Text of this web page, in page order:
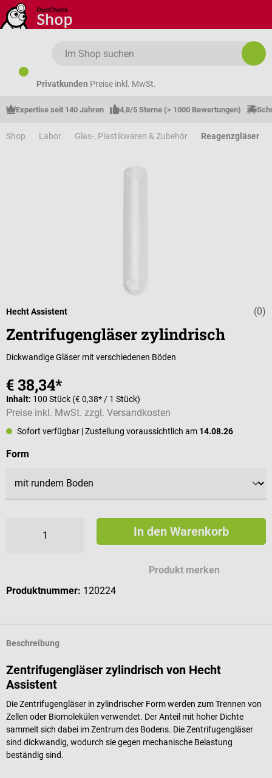
Zum Hauptinhalt springen
Privatkunden Preise inkl. MwSt.
Expertise seit 140 Jahren 4,8/5 Sterne (> 1000 Bewertungen)
Shop Labor Glas-, Plastikwaren & Zubehör Reagenzgläser
(0)
Hecht Assistent
Zentrifugengläser zylindrisch
Dickwandige Gläser mit verschiedenen Böden
€ 38,34*
Inhalt: 100 Stück (€ 0,38* / 1 Stück)
Preise inkl. MwSt. zzgl. Versandkosten
Sofort verfügbar | Zustellung voraussichtlich am 14.08.26
Form
In den Warenkorb
Produkt merken
Produktnummer: 120224
Beschreibung
Zentrifugengläser zylindrisch von Hecht
Assistent
Die Zentrifugengläser in zylindrischer Form werden zum Trennen von
Zellen oder Biomolekülen verwendet. Der Anteil mit hoher Dichte
sammelt sich dabei im Zentrum des Bodens. Die Zentrifugengläser
sind dickwandig, wodurch sie gegen mechanische Belastung
beständig sind.